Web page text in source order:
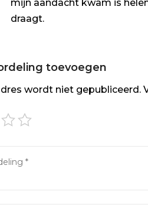
mijn aandacht kwam is
draagt.
toevoegen
wordt niet gepubliceerd.